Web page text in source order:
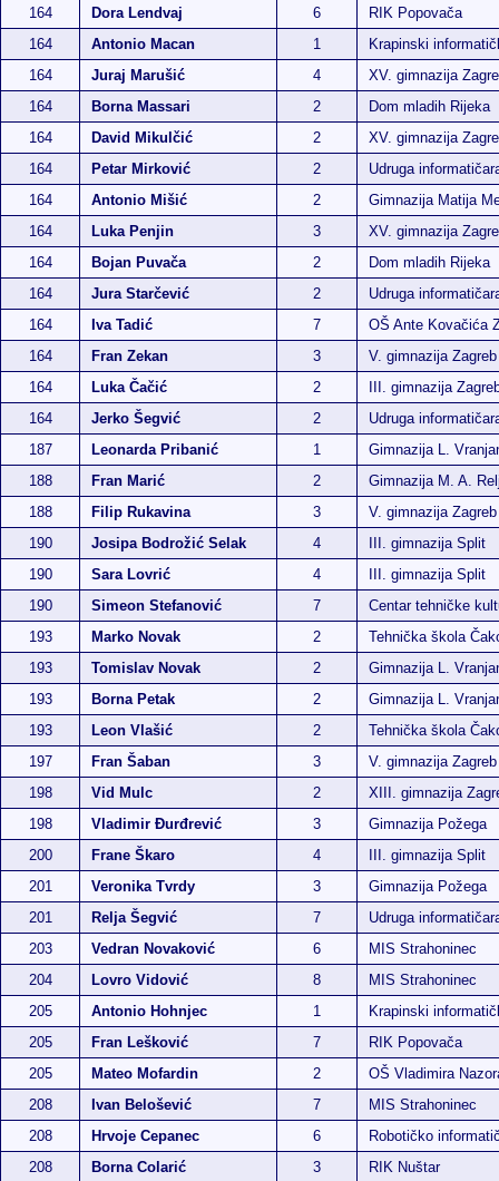
164
Dora Lendvaj 6
RIK Popovača
164
Antonio Macan 1
Krapinski
164
Juraj Marušić 4
XV. gimnazija
164
Borna Massari 2
Dom mladih Rijeka
164
David Mikulčić 2
XV. gimnazija
164
Petar Mirković 2
Udruga
164
Antonio Mišić 2
Gimnazija Matija
164
Luka Penjin 3
XV. gimnazija
164
Bojan Puvača 2
Dom mladih Rijeka
164
Jura Starčević 2
Udruga
164
Iva Tadić 7
OŠ Ante Kovačića
164
Fran Zekan 3
V. gimnazija Zagreb
164
Luka Čačić 2
III. gimnazija
164
Jerko Šegvić 2
Udruga
187
Leonarda Pribanić 1
Gimnazija L.
188
Fran Marić 2
Gimnazija M. A.
188
Filip Rukavina 3
V. gimnazija Zagreb
190
Josipa Bodrožić Selak 4
III. gimnazija Split
190
Sara Lovrić 4
III. gimnazija Split
190
Simeon Stefanović 7
Centar tehničke
193
Marko Novak 2
Tehnička škola
193
Tomislav Novak 2
Gimnazija L.
193
Borna Petak 2
Gimnazija L.
193
Leon Vlašić 2
Tehnička škola
197
Fran Šaban 3
V. gimnazija Zagreb
198
Vid Mulc 2
XIII. gimnazija
198
Vladimir Đurđrević 3
Gimnazija Požega
200
Frane Škaro 4
III. gimnazija Split
201
Veronika Tvrdy 3
Gimnazija Požega
201
Relja Šegvić 7
Udruga
203
Vedran Novaković 6
MIS Strahoninec
204
Lovro Vidović 8
MIS Strahoninec
205
Antonio Hohnjec 1
Krapinski
205
Fran Lešković 7
RIK Popovača
205
Mateo Mofardin 2
OŠ Vladimira
208
Ivan Belošević 7
MIS Strahoninec
208
Hrvoje Cepanec 6
Robotičko
208
Borna Colarić 3
RIK Nuštar